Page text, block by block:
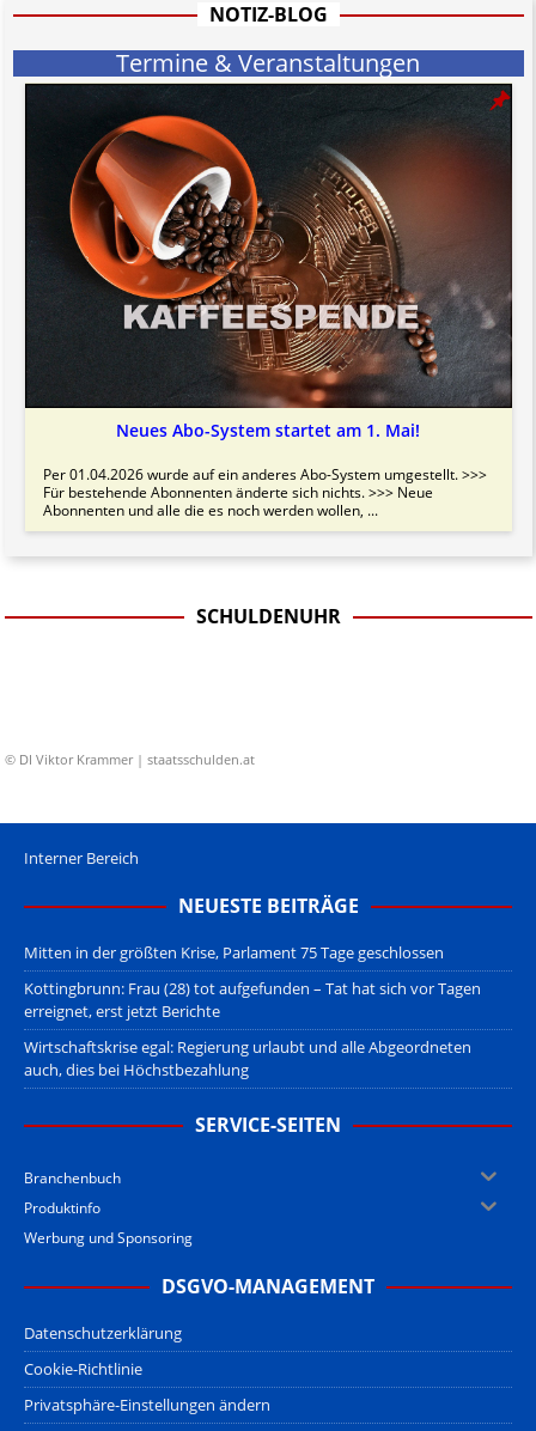
NOTIZ-BLOG
Termine & Veranstaltungen
Neues Abo-System startet am 1. Mai!
Per 01.04.2026 wurde auf ein anderes Abo-System umgestellt. >>>
Für bestehende Abonnenten änderte sich nichts. >>> Neue
Abonnenten und alle die es noch werden wollen, ...
SCHULDENUHR
© DI Viktor Krammer | staatsschulden.at
Interner Bereich
NEUESTE BEITRÄGE
Mitten in der größten Krise, Parlament 75 Tage geschlossen
Kottingbrunn: Frau (28) tot aufgefunden – Tat hat sich vor Tagen
erreignet, erst jetzt Berichte
Wirtschaftskrise egal: Regierung urlaubt und alle Abgeordneten
auch, dies bei Höchstbezahlung
SERVICE-SEITEN
Branchenbuch
Produktinfo
Werbung und Sponsoring
DSGVO-MANAGEMENT
Datenschutzerklärung
Cookie-Richtlinie
Privatsphäre-Einstellungen ändern